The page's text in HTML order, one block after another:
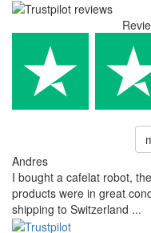
Andres
I bought a cafelat robot,
products were in great
shipping to Switzerland ...